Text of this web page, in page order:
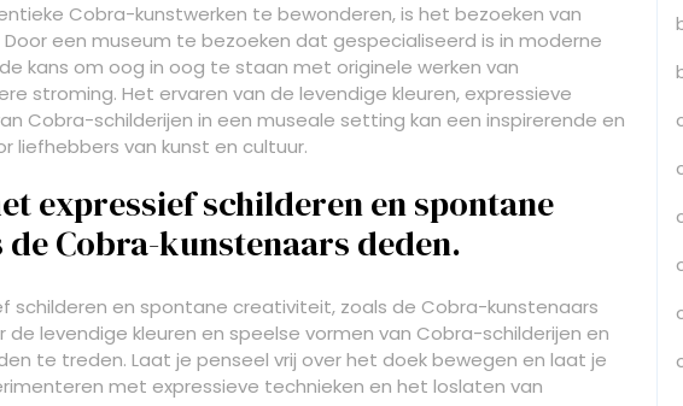
Cobra-kunstwerken te bewonderen, is het bezoeken van
een museum te bezoeken dat gespecialiseerd is in moderne
kans om oog in oog te staan met originele werken van
stroming. Het ervaren van de levendige kleuren, expressieve
Cobra-schilderijen in een museale setting kan een inspirerende en
liefhebbers van kunst en cultuur.
expressief schilderen en spontane
Cobra-kunstenaars deden.
schilderen en spontane creativiteit, zoals de Cobra-kunstenaars
de levendige kleuren en speelse vormen van Cobra-schilderijen en
te treden. Laat je penseel vrij over het doek bewegen en laat je
met expressieve technieken en het loslaten van